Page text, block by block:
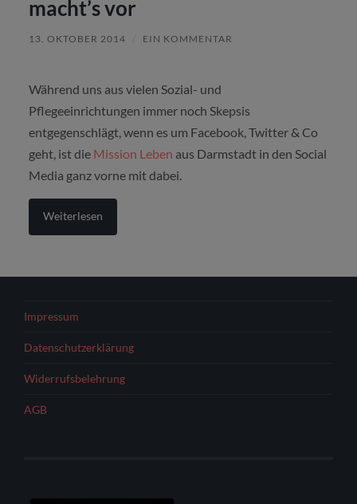
macht’s vor
13. OKTOBER 2014 EIN KOMMENTAR
Während uns aus vielen Sozial- und
Pflegeeinrichtungen immer noch Skepsis
entgegenschlägt, wenn es um Facebook, Twitter & Co
geht, ist die Mission Leben aus Darmstadt in den Social
Media ganz vorne mit dabei.
Weiterlesen
Impressum
Datenschutzerklärung
Widerrufsbelehrung
AGB